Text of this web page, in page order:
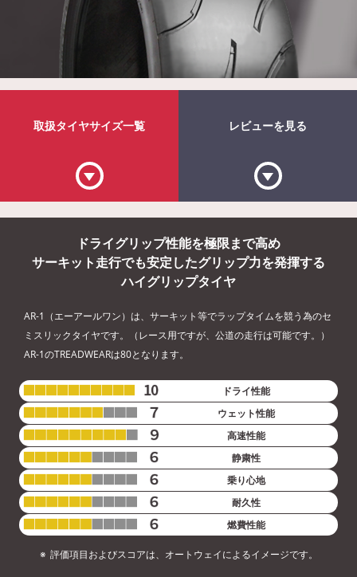
取扱タイヤサイズ一覧 レビューを見る
ドライグリップ性能を極限まで高め
サーキット走行でも安定したグリップ力を発揮する
ハイグリップタイヤ
AR-1（エーアールワン）は、サーキット等でラップタイムを競う為のセ
ミスリックタイヤです。
（レース用ですが、公道の走行は可能です。）
AR-1のTREADWEARは80となります。
ドライ性能
ウェット性能
高速性能
静粛性
乗り心地
耐久性
燃費性能
評価項目およびスコアは、オートウェイによるイメージです。